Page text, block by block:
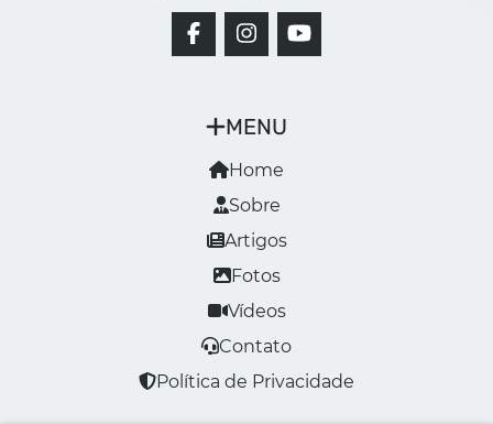
MENU
Home
Sobre
Artigos
Fotos
Vídeos
Contato
Política de Privacidade